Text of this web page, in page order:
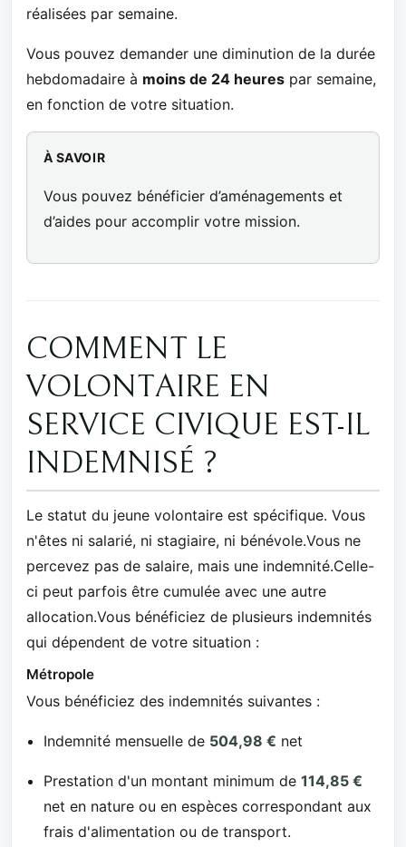
réalisées par semaine.
Vous pouvez demander une diminution de la durée
hebdomadaire à moins de 24 heures par semaine,
en fonction de votre situation.
À SAVOIR
Vous pouvez bénéficier d’aménagements et
d’aides pour accomplir votre mission.
COMMENT LE
VOLONTAIRE EN
SERVICE CIVIQUE EST-IL
INDEMNISÉ ?
Le statut du jeune volontaire est spécifique. Vous
n'êtes ni salarié, ni stagiaire, ni bénévole.Vous ne
percevez pas de salaire, mais une indemnité.Celle-
ci peut parfois être cumulée avec une autre
allocation.Vous bénéficiez de plusieurs indemnités
qui dépendent de votre situation :
Métropole
Vous bénéficiez des indemnités suivantes :
Indemnité mensuelle de 504,98 € net
Prestation d'un montant minimum de114,85 €
net en nature ou en espèces correspondant aux
frais d'alimentation ou de transport.